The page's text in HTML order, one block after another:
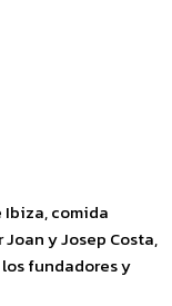
Ibiza, comida
y Josep Costa,
fundadores y